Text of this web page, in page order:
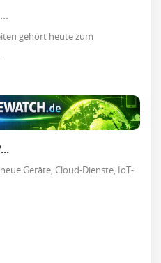
gehört heute zum
Geräte, Cloud-Dienste, IoT-